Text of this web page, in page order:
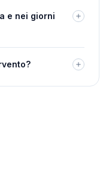
e nei giorni